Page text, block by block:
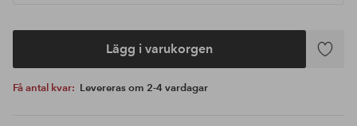
Lägg i varukorgen
Lägg
Få antal kvar: Levereras om 2-4 vardagar